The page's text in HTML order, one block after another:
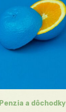
Penzia a dôchodky